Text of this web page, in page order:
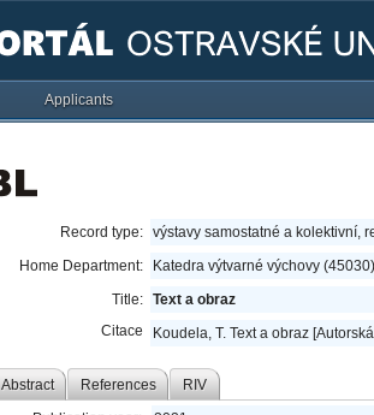
Applicants
Record type: výstavy samostatné a kolektivní,
Home Department:
Katedra výtvarné výchovy (45030)
Title: Text a obraz
Citace
Koudela, T. Text a obraz
Abstract References RIV